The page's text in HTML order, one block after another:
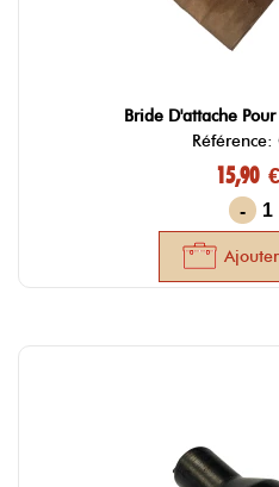
Bride D'attache
Référence:
15,90 €
-